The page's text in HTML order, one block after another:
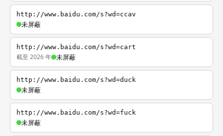
http://www.baidu.com/s?wd=ccav
未屏蔽
http://www.baidu.com/s?wd=cart
截至 2026 年 未屏蔽
http://www.baidu.com/s?wd=duck
未屏蔽
http://www.baidu.com/s?wd=fuck
未屏蔽